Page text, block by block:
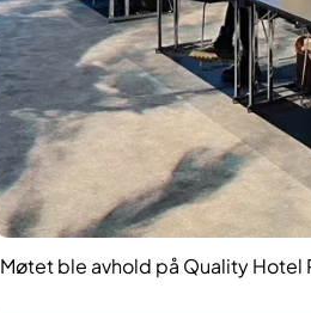
Møtet ble avhold på Quality Hotel